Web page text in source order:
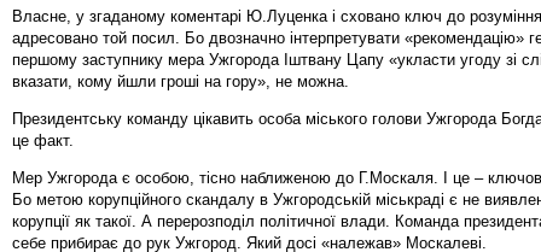
Власне, у згаданому коментарі Ю.Луценка і сховано ключ до
адресовано той посил. Бо двозначно інтерпретувати «рекомендацію»
першому заступнику мера Ужгорода Іштвану Цапу «укласти угоду зі
вказати, кому йшли гроші на гору», не можна.
Президентську команду цікавить особа міського голови Ужгорода
це факт.
Мер Ужгорода є особою, тісно наближеною до Г.Москаля. І це –
Бо метою корупційного скандалу в Ужгородській міськраді є не
корупції як такої. А перерозподіл політичної влади. Команда
себе прибирає до рук Ужгород. Який досі «належав» Москалеві.